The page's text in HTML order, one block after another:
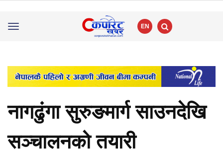
Toggle
EN
नागढुंगा सुरुङमार्ग साउनदेखि
सञ्चालनको तयारी